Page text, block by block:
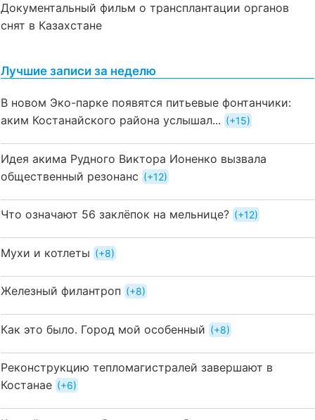
Документальный фильм о трансплантации органов
снят в Казахстане
Лучшие записи за неделю
В новом Эко-парке появятся питьевые фонтанчики:
аким Костанайского района услышал...
+15
Идея акима Рудного Виктора Ионенко вызвала
общественный резонанс
+12
Что означают 56 заклёпок на мельнице? +12
Мухи и котлеты +8
Железный филантроп +8
Как это было. Город мой особенный +8
Реконструкцию тепломагистралей завершают в
Костанае
+6